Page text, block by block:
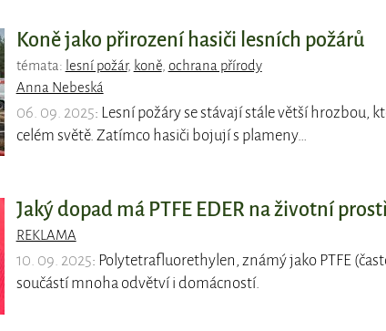
Koně jako přirození hasiči lesních požárů
témata: lesní požár, koně, ochrana přírody
Anna Nebeská
06. 09. 2025: Lesní požáry se stávají stále větší hrozbou,
celém světě. Zatímco hasiči bojují s plameny…
Jaký dopad má PTFE EDER na životní
REKLAMA
10. 09. 2025: Polytetrafluorethylen, známý jako PTFE
součástí mnoha odvětví i domácností.